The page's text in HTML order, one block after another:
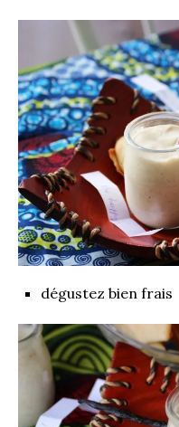
dégustez bien frais